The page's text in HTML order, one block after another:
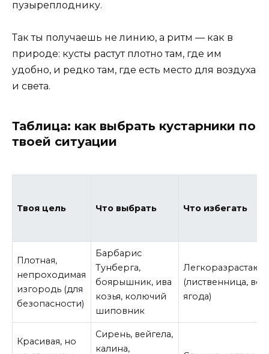
пузыреплоднику.
Так ты получаешь не линию, а ритм — как в
природе: кусты растут плотно там, где им
удобно, и редко там, где есть место для воздуха
и света.
Таблица: как выбрать кустарники по
твоей ситуации
Твоя цель Что выбрать Что избегать
Плотная,
непроходимая
изгородь (для
безопасности)
Барбарис
Тунберга,
боярышник, ива
козья, колючий
шиповник
(лиственница,
ягода)
Красивая, но
Сирень, вейгела,
калина,